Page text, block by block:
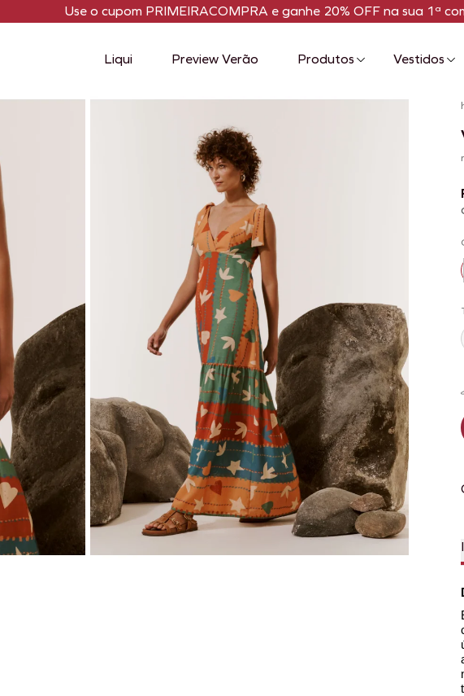
Use o cupom PRIMEIRACOMPRA e ganhe 20% OFF na sua 1ª
Liqui Preview Verão Produtos Vestidos